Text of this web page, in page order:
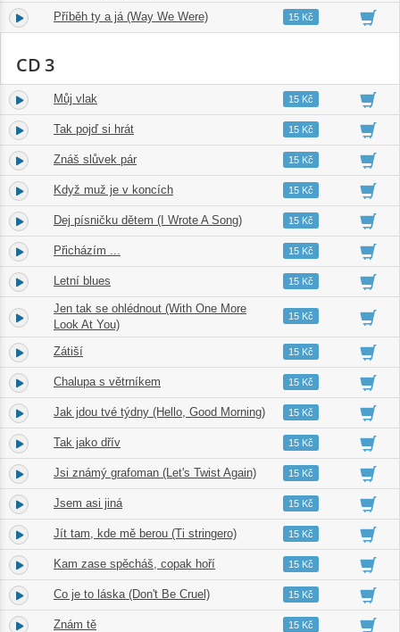
24. Příběh ty a já (Way We Were) 03:2515 Kč
CD 3
1. Můj vlak 03:1115 Kč
2. Tak pojď si hrát 03:4715 Kč
3. Znáš slůvek pár 03:4315 Kč
4. Když muž je v koncích 02:5815 Kč
5. Dej písničku dětem (I Wrote A Song) 03:2315 Kč
6. Přicházím ... 03:1715 Kč
7. Letní blues 04:4115 Kč
8.
Jen tak se ohlédnout (With One More
Look At You)
03:2515 Kč
9. Zátiší 04:0015 Kč
10. Chalupa s větrníkem 02:2815 Kč
11. Jak jdou tvé týdny (Hello, Good Morning) 02:4915 Kč
12. Tak jako dřív 03:2415 Kč
13. Jsi známý grafoman (Let's Twist Again) 02:1615 Kč
14. Jsem asi jiná 03:1515 Kč
15. Jít tam, kde mě berou (Ti stringero) 04:0515 Kč
16. Kam zase spěcháš, copak hoří 02:4015 Kč
17. Co je to láska (Don't Be Cruel) 01:4415 Kč
18. Znám tě 03:1215 Kč